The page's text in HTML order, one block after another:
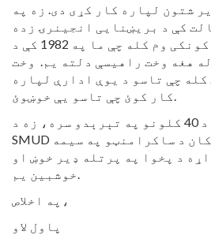
شتون لپاره کار کړی دی. زه په
کې د بریښنایی انجینرۍ زده
کونکی وم کله چې ما په 1982 کې د SMUD انټرنشپ
هغه وخت راهیسې دلته یم. وخت
چې تاسو د یوې ادارې لپاره
کار کوئ چې تاسو یې خوښوئ.
زما د کمربند لاندې د 40 کلونو په تېرېدو سره، زه د
SMUD او د هغې د ټولنې شریکان د ساکرامنټو په سیمه
د پخوا په پرتله ډیر خوښ او
خوشبین یم.
په اخلاص،
پاول لاو